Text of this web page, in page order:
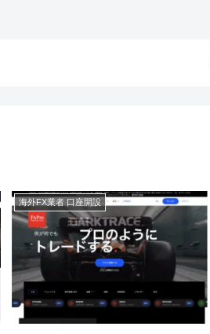
海外FX業者 口座開設